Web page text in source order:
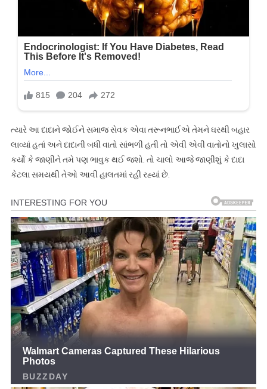
ત્યારે આ દાદાને જોઈને સમાજ સેવક એવા તરૂનભાઈએ તેમને ઘરથી બહાર
લાવ્યાં હતાં અને દાદાની બધી વાતો સાંભળી હતી તો એવી એવી વાતોનો ખુલાસો
કર્યો કે જાણીને તમે પણ ભાવુક થઈ જશો. તો ચાલો આજે જાણીશું કે દાદા
કેટલા સમયથી તેઓ આવી હાલતમાં રહી રહ્યાં છે.